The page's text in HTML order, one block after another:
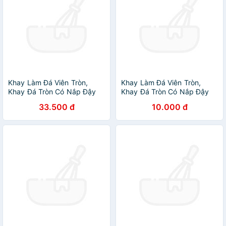
Khay Làm Đá Viên Tròn,
Khay Đá Tròn Có Nắp Đậy
Làm Thạch 33 Ô
33.500 đ
Khay Làm Đá Viên Tròn,
Khay Đá Tròn Có Nắp Đậy
Làm Thạch 33 Ô
10.000 đ